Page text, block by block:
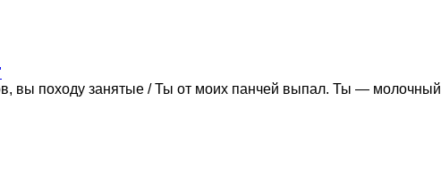
вы походу занятые / Ты от моих панчей выпал. Ты —